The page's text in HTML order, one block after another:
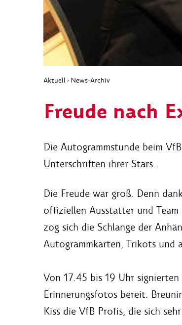
Aktuell › News-Archiv
Freude nach
Die Autogrammstunde beim
Unterschriften ihrer Stars.
Die Freude war groß. Denn
offiziellen Ausstatter und
zog sich die Schlange der
Autogrammkarten, Trikots und
Von 17.45 bis 19 Uhr
Erinnerungsfotos bereit.
Kiss die VfB Profis, die sich